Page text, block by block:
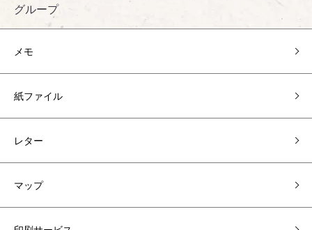
グループ
メモ
紙ファイル
レター
マップ